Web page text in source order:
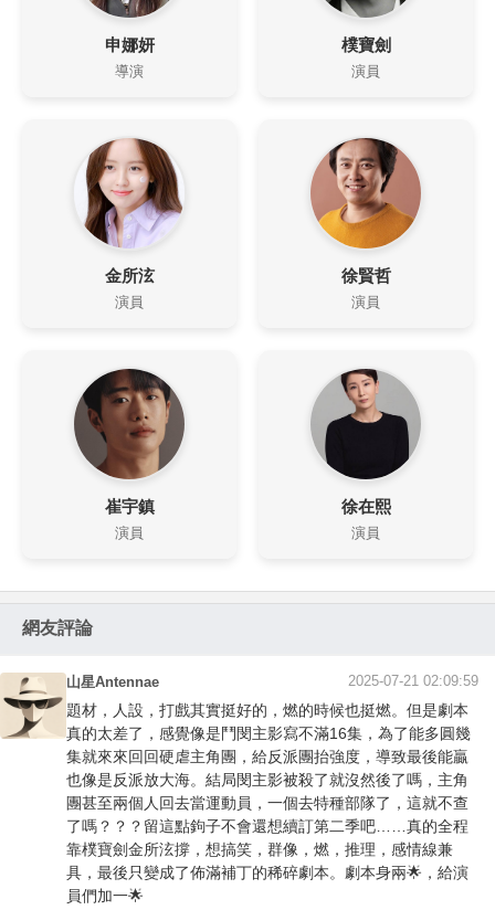
申娜妍
導演
樸寶劍
演員
金所泫
演員
徐賢哲
演員
崔宇鎮
演員
徐在熙
演員
網友評論
山星Antennae 2025-07-21 02:09:59
題材，人設，打戲其實挺好的，燃的時候也挺燃。但是劇本
真的太差了，感覺像是鬥閔主影寫不滿16集，為了能多圓幾
集就來來回回硬虐主角團，給反派團抬強度，導致最後能贏
也像是反派放大海。結局閔主影被殺了就沒然後了嗎，主角
團甚至兩個人回去當運動員，一個去特種部隊了，這就不查
了嗎？？？留這點鉤子不會還想續訂第二季吧……真的全程
靠樸寶劍金所泫撐，想搞笑，群像，燃，推理，感情線兼
具，最後只變成了佈滿補丁的稀碎劇本。劇本身兩🌟，給演
員們加一🌟